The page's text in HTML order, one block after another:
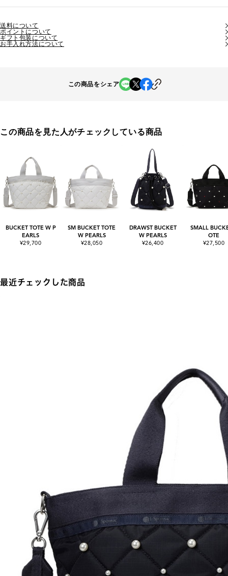
送料について
ポイントについて
ギフト包装について
お手入れ方法について
この商品をシェア
この商品を見た人がチェックしている商品
BUCKET TOTE W P
EARLS
¥29,700
SM BUCKET TOTE
W PEARLS
¥28,050
DRAWST BUCKET
W PEARLS
¥26,400
SMALL
OTE
¥27,500
最近チェックした商品